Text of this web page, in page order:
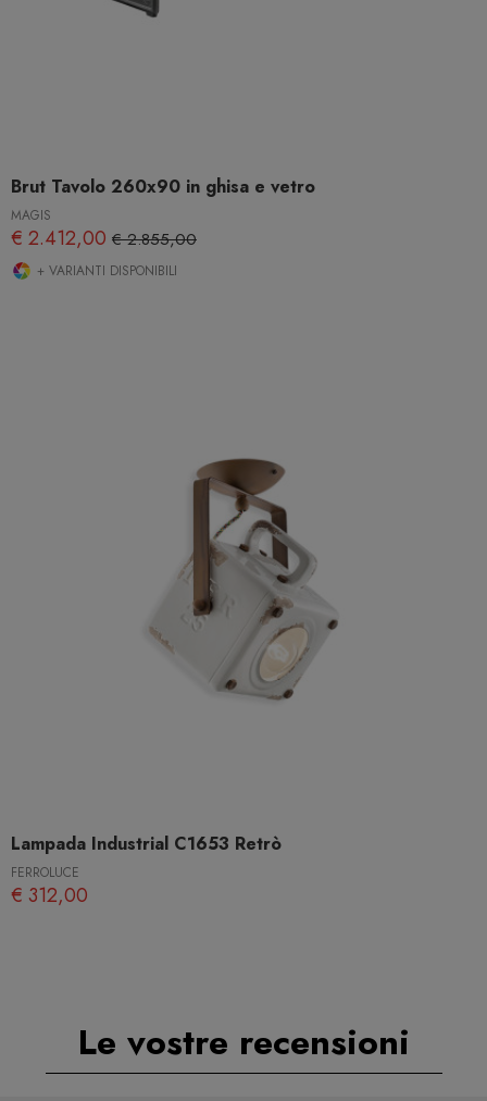
Brut Tavolo 260x90 in ghisa e vetro
MAGIS
€ 2.412,00 € 2.855,00
+ VARIANTI DISPONIBILI
Lampada Industrial C1653 Retrò
FERROLUCE
€ 312,00
Le vostre recensioni